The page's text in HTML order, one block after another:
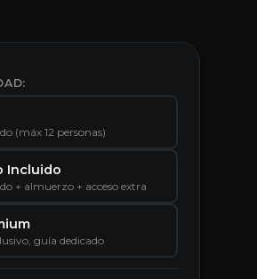
(máx 12 personas)
Incluido
+ almuerzo + acceso extra
guía dedicado